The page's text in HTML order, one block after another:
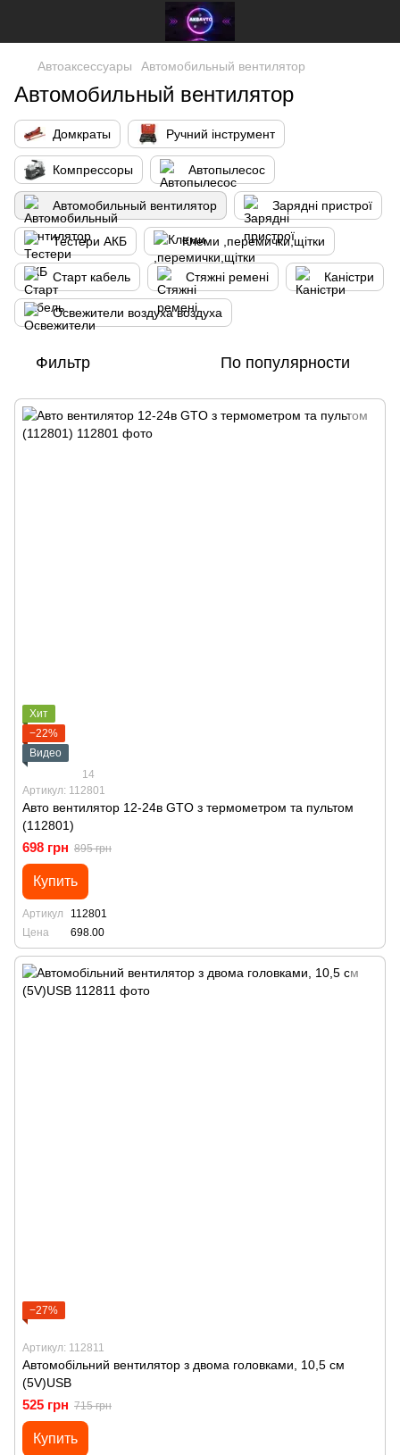
Автоаксессуары Автомобильный вентилятор
Автомобильный вентилятор
Домкраты Ручний інструмент
Компрессоры Автопылесос
Автомобильный вентилятор Зарядні пристрої
Тестери АКБ Клеми ,перемички,щітки
Старт кабель Стяжні ремені Каністри
Освежители воздуха воздуха
Фильтр По популярности
Хит
−22%
Видео
14
Артикул: 112801
Авто вентилятор 12-24в GTO з термометром та пультом
(112801)
698 грн 895 грн
Купить
Артикул
112801
Цена
698.00
−27%
Артикул: 112811
Автомобільний вентилятор з двома головками, 10,5 см
(5V)USB
525 грн 715 грн
Купить